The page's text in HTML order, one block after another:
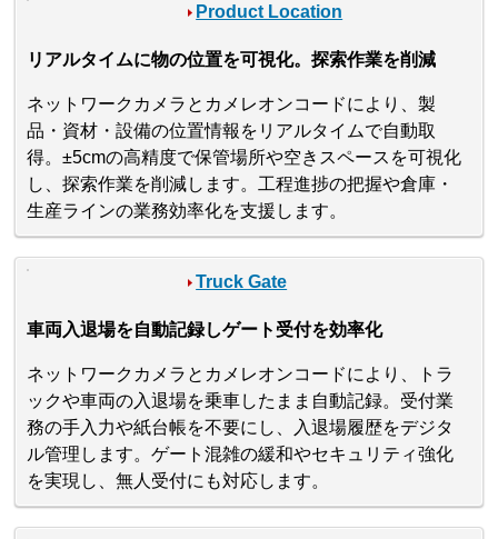
Product Location
リアルタイムに物の位置を可視化。探索作業を削減
ネットワークカメラとカメレオンコードにより、製
品・資材・設備の位置情報をリアルタイムで自動取
得。±5cmの高精度で保管場所や空きスペースを可視化
し、探索作業を削減します。工程進捗の把握や倉庫・
生産ラインの業務効率化を支援します。
Truck Gate
車両入退場を自動記録しゲート受付を効率化
ネットワークカメラとカメレオンコードにより、トラ
ックや車両の入退場を乗車したまま自動記録。受付業
務の手入力や紙台帳を不要にし、入退場履歴をデジタ
ル管理します。ゲート混雑の緩和やセキュリティ強化
を実現し、無人受付にも対応します。